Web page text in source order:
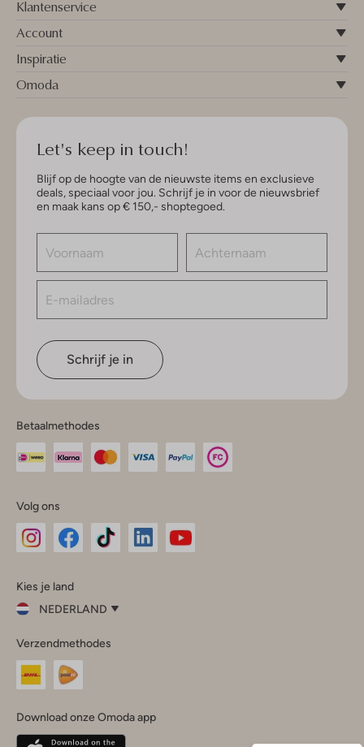
Klantenservice
Account
Inspiratie
Omoda
Let's keep in touch!
Blijf op de hoogte van de nieuwste items en exclusieve
deals, speciaal voor jou. Schrijf je in voor de nieuwsbrief
en maak kans op € 150,- shoptegoed.
Schrijf je in
Betaalmethodes
Volg ons
InstagramFacebook
Kies je land
NEDERLAND
je
land
Nederland
Belgique(Français)
Verzendmethodes
Download onze Omoda app